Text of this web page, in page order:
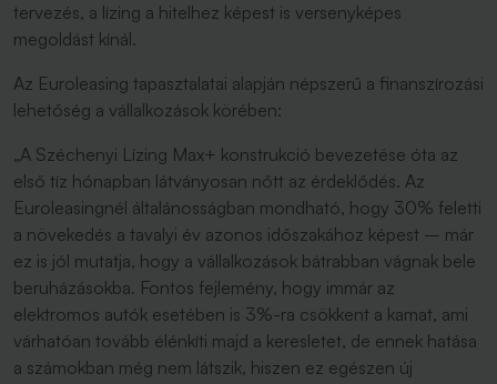
tervezés, a lízing a hitelhez képest is versenyképes
megoldást kínál.
Az Euroleasing tapasztalatai alapján népszerű a finanszírozási
lehetőség a vállalkozások körében:
„A Széchenyi Lízing Max+ konstrukció bevezetése óta az
első tíz hónapban látványosan nőtt az érdeklődés. Az
Euroleasingnél általánosságban mondható, hogy 30% feletti
a növekedés a tavalyi év azonos időszakához képest – már
ez is jól mutatja, hogy a vállalkozások bátrabban vágnak bele
beruházásokba. Fontos fejlemény, hogy immár az
elektromos autók esetében is 3%-ra csökkent a kamat, ami
várhatóan tovább élénkíti majd a keresletet, de ennek hatása
a számokban még nem látszik, hiszen ez egészen új